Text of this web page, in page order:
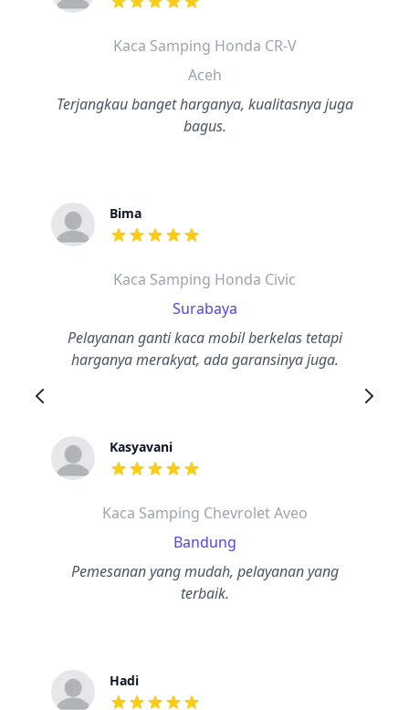
dari ulasan adalah bintang lima
Kaca Samping Honda CR-V
Aceh
Terjangkau banget harganya, kualitasnya juga
bagus.
Bima
dari ulasan adalah bintang lima
Kaca Samping Honda Civic
Surabaya
Pelayanan ganti kaca mobil berkelas tetapi
harganya merakyat, ada garansinya juga.
Kasyavani
dari ulasan adalah bintang lima
Kaca Samping Chevrolet Aveo
Bandung
Pemesanan yang mudah, pelayanan yang
terbaik.
Hadi